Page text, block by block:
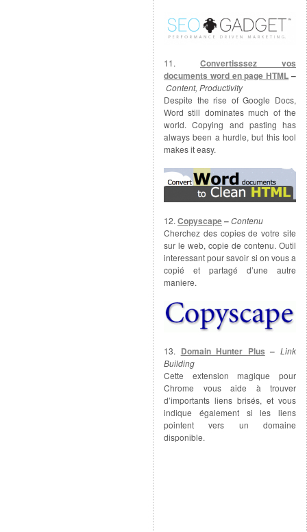
11. Convertisssez vos
documents word en page HTML –
Content, Productivity
Despite the rise of Google Docs,
Word still dominates much of the
world. Copying and pasting has
always been a hurdle, but this tool
makes it easy.
12. Copyscape–Contenu
Cherchez des copies de votre site
sur le web, copie de contenu. Outil
interessant pour savoir si on vous a
copié et partagé d’une autre
maniere.
13. Domain Hunter Plus –Link
Building
Cette extension magique pour
Chrome vous aide à trouver
d’importants liens brisés, et vous
indique également si les liens
pointent vers un domaine
disponible.